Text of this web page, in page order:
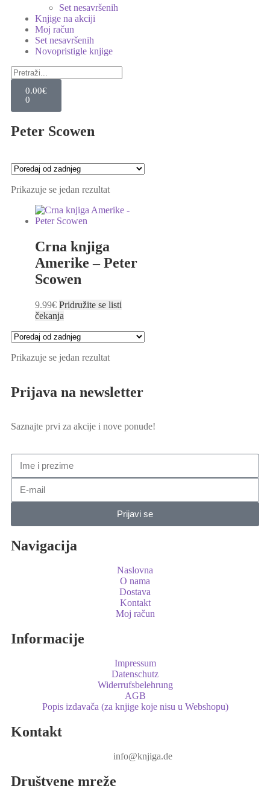
Set nesavršenih
Knjige na akciji
Moj račun
Set nesavršenih
Novopristigle knjige
0.00€
0
Peter Scowen
Prikazuje se jedan rezultat
Crna knjiga
Amerike – Peter
Scowen
9.99€ Pridružite se listi
čekanja
Prikazuje se jedan rezultat
Prijava na newsletter
Saznajte prvi za akcije i nove ponude!
Prijavi se
Navigacija
Naslovna
O nama
Dostava
Kontakt
Moj račun
Informacije
Impressum
Datenschutz
Widerrufsbelehrung
AGB
Popis izdavača (za knjige koje nisu u Webshopu)
Kontakt
info@knjiga.de
Društvene mreže